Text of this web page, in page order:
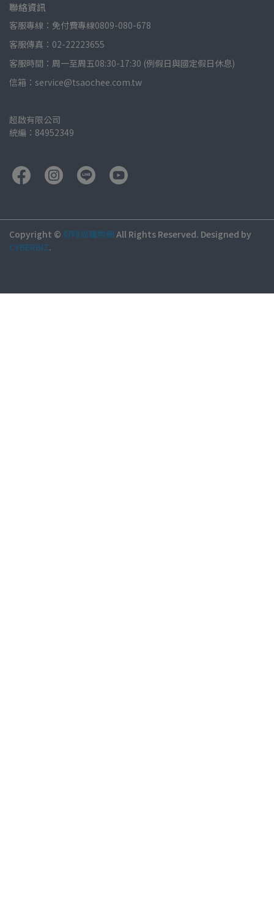
聯絡資訊
客服專線：免付費專線0809-080-678
客服傳真：02-22223655
客服時間：周一至周五08:30-17:30 (例假日與國定假日休息)
信箱：service@tsaochee.com.tw
超啟有限公司
統編：84952349
Copyright © 好時尚購物網 All Rights Reserved. Designed by
CYBERBIZ.